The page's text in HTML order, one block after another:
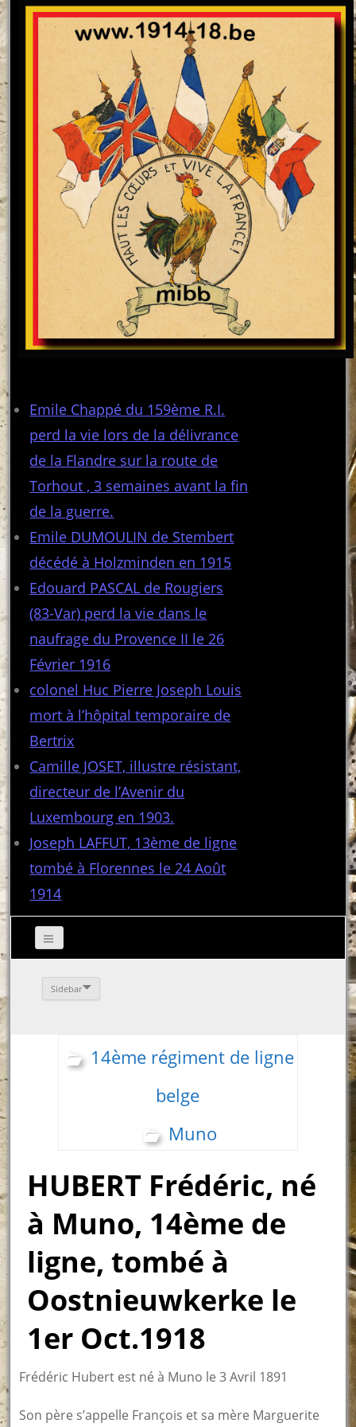
Emile Chappé du 159ème R.I.
perd la vie lors de la délivrance
de la Flandre sur la route de
Torhout , 3 semaines avant la fin
de la guerre.
Emile DUMOULIN de Stembert
décédé à Holzminden en 1915
Edouard PASCAL de Rougiers
(83-Var) perd la vie dans le
naufrage du Provence II le 26
Février 1916
colonel Huc Pierre Joseph Louis
mort à l’hôpital temporaire de
Bertrix
Camille JOSET, illustre résistant,
directeur de l’Avenir du
Luxembourg en 1903.
Joseph LAFFUT, 13ème de ligne
tombé à Florennes le 24 Août
1914
Sidebar
14ème régiment de ligne
belge
Muno
HUBERT Frédéric, né
à Muno, 14ème de
ligne, tombé à
Oostnieuwkerke le
1er Oct.1918
Frédéric Hubert est né à Muno le 3 Avril 1891
Son père s’appelle François et sa mère Marguerite